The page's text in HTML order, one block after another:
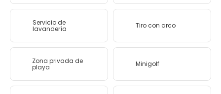
Servicio de
lavandería Tiro con arco
Zona privada de
playa Minigolf